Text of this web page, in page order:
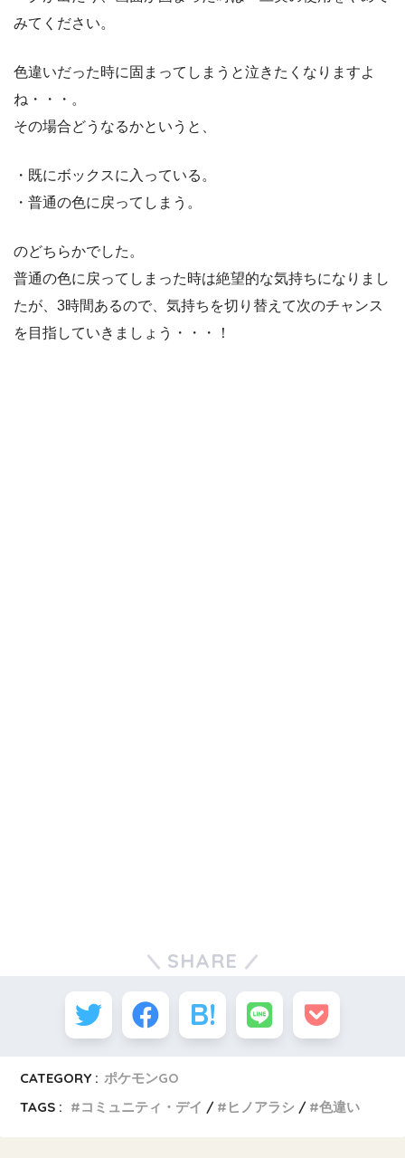
みてください。
色違いだった時に固まってしまうと泣きたくなりますよ
ね・・・。
その場合どうなるかというと、
・既にボックスに入っている。
・普通の色に戻ってしまう。
のどちらかでした。
普通の色に戻ってしまった時は絶望的な気持ちになりまし
たが、3時間あるので、気持ちを切り替えて次のチャンス
を目指していきましょう・・・！
SHARE
CATEGORY : ポケモンGO
TAGS :
コミュニティ・デイ ヒノアラシ 色違い